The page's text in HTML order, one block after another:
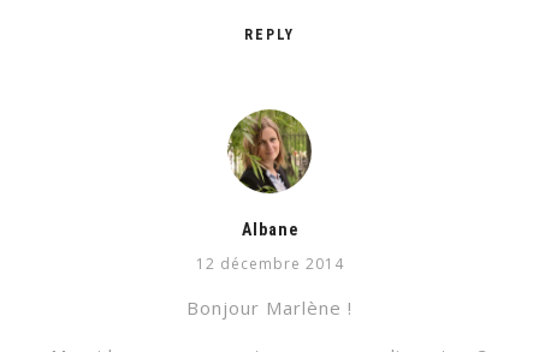
REPLY
Albane
12 décembre 2014
Bonjour Marlène !